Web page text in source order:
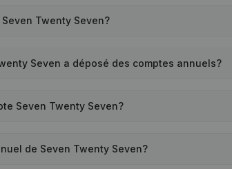
Twenty Seven?
Seven a déposé des comptes annuels?
Seven Twenty Seven?
de Seven Twenty Seven?